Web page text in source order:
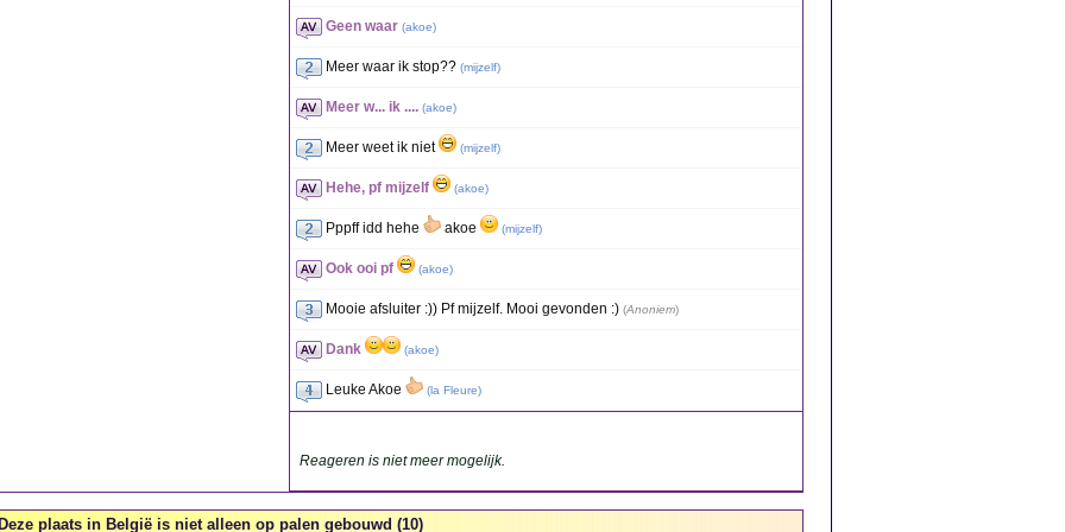
Geen waar (akoe)
Meer waar ik stop?? (mijzelf)
Meer w... ik .... (akoe)
Meer weet ik niet (mijzelf)
Hehe, pf mijzelf (akoe)
Pppff idd hehe akoe (mijzelf)
Ook ooi pf (akoe)
Mooie afsluiter :)) Pf mijzelf. Mooi gevonden :) (Anoniem)
Dank (akoe)
Leuke Akoe (la Fleure)
Reageren is niet meer mogelijk.
plaats in België is niet alleen op palen gebouwd (10)